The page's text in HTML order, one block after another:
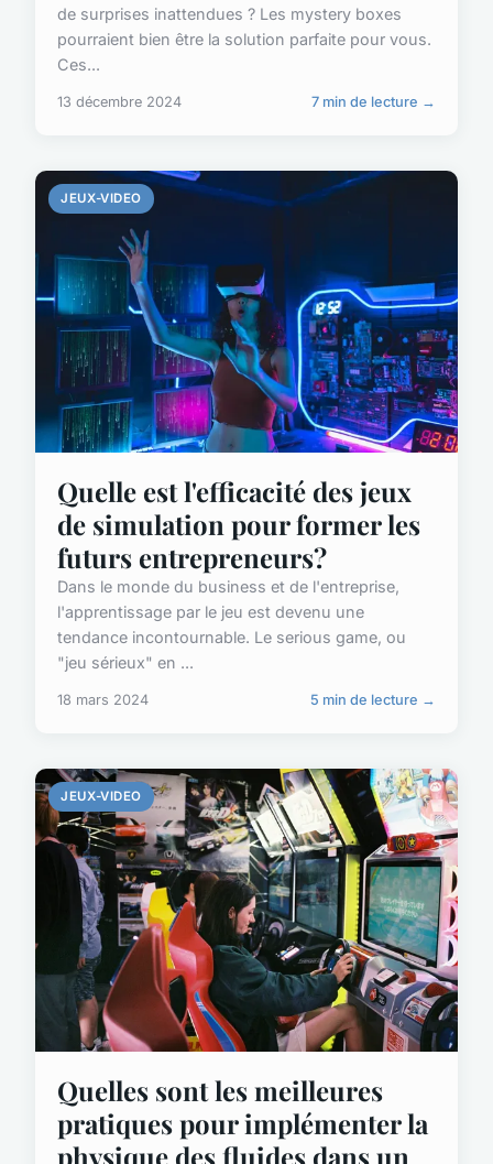
de surprises inattendues ? Les mystery boxes
pourraient bien être la solution parfaite pour vous.
Ces...
13 décembre 2024 7 min de lecture →
JEUX-VIDEO
Quelle est l'efficacité des jeux
de simulation pour former les
futurs entrepreneurs?
Dans le monde du business et de l'entreprise,
l'apprentissage par le jeu est devenu une
tendance incontournable. Le serious game, ou
"jeu sérieux" en ...
18 mars 2024 5 min de lecture →
JEUX-VIDEO
Quelles sont les meilleures
pratiques pour implémenter la
physique des fluides dans un